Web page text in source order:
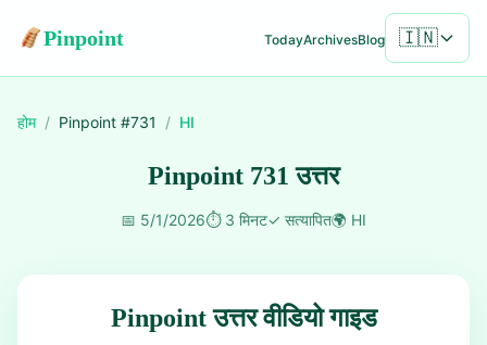
Pinpoint TodayArchivesBlog 🇮🇳
होम / Pinpoint #731 / HI
Pinpoint 731 उत्तर
📅 5/1/2026⏱️ 3 मिनट✓ सत्यापित🌍 HI
Pinpoint उत्तर वीडियो गाइड